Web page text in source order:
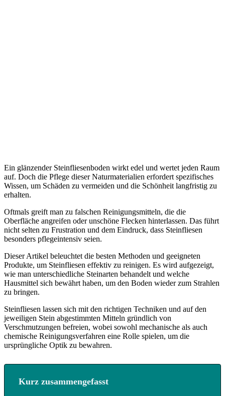
Ein glänzender Steinfliesenboden wirkt edel und wertet jeden Raum
auf. Doch die Pflege dieser Naturmaterialien erfordert spezifisches
Wissen, um Schäden zu vermeiden und die Schönheit langfristig zu
erhalten.
Oftmals greift man zu falschen Reinigungsmitteln, die die
Oberfläche angreifen oder unschöne Flecken hinterlassen. Das führt
nicht selten zu Frustration und dem Eindruck, dass Steinfliesen
besonders pflegeintensiv seien.
Dieser Artikel beleuchtet die besten Methoden und geeigneten
Produkte, um Steinfliesen effektiv zu reinigen. Es wird aufgezeigt,
wie man unterschiedliche Steinarten behandelt und welche
Hausmittel sich bewährt haben, um den Boden wieder zum Strahlen
zu bringen.
Steinfliesen lassen sich mit den richtigen Techniken und auf den
jeweiligen Stein abgestimmten Mitteln gründlich von
Verschmutzungen befreien, wobei sowohl mechanische als auch
chemische Reinigungsverfahren eine Rolle spielen, um die
ursprüngliche Optik zu bewahren.
Kurz zusammengefasst